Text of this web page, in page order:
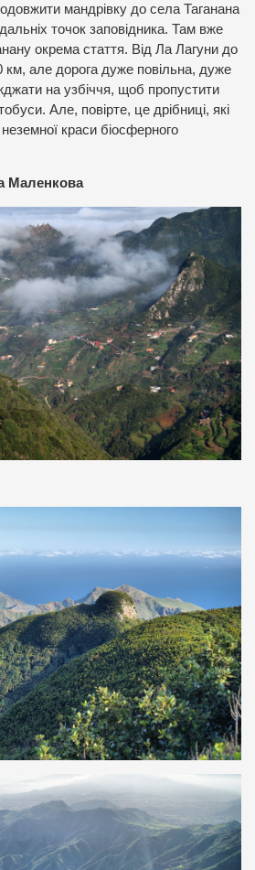
мандрівку до села Таганана
точок заповідника. Там вже
окрема стаття. Від Ла Лагуни до
км, але дорога дуже повільна, дуже
на узбіччя, щоб пропустити
Але, повірте, це дрібниці, які
краси біосферного
Маленкова